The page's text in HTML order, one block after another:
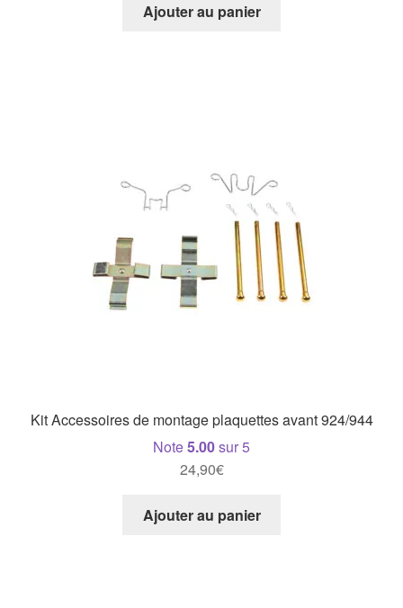
Ajouter au panier
Kit Accessoires de montage plaquettes avant 924/944
Note5.00sur 5
24,90€
Ajouter au panier